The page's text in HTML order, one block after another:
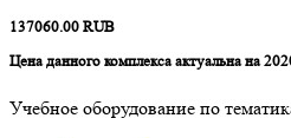
137060.00 RUB
Цена данного комплекса актуальна на
Учебное оборудование по